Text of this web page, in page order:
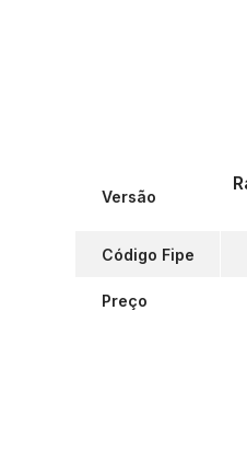
Versão
Código Fipe
Preço